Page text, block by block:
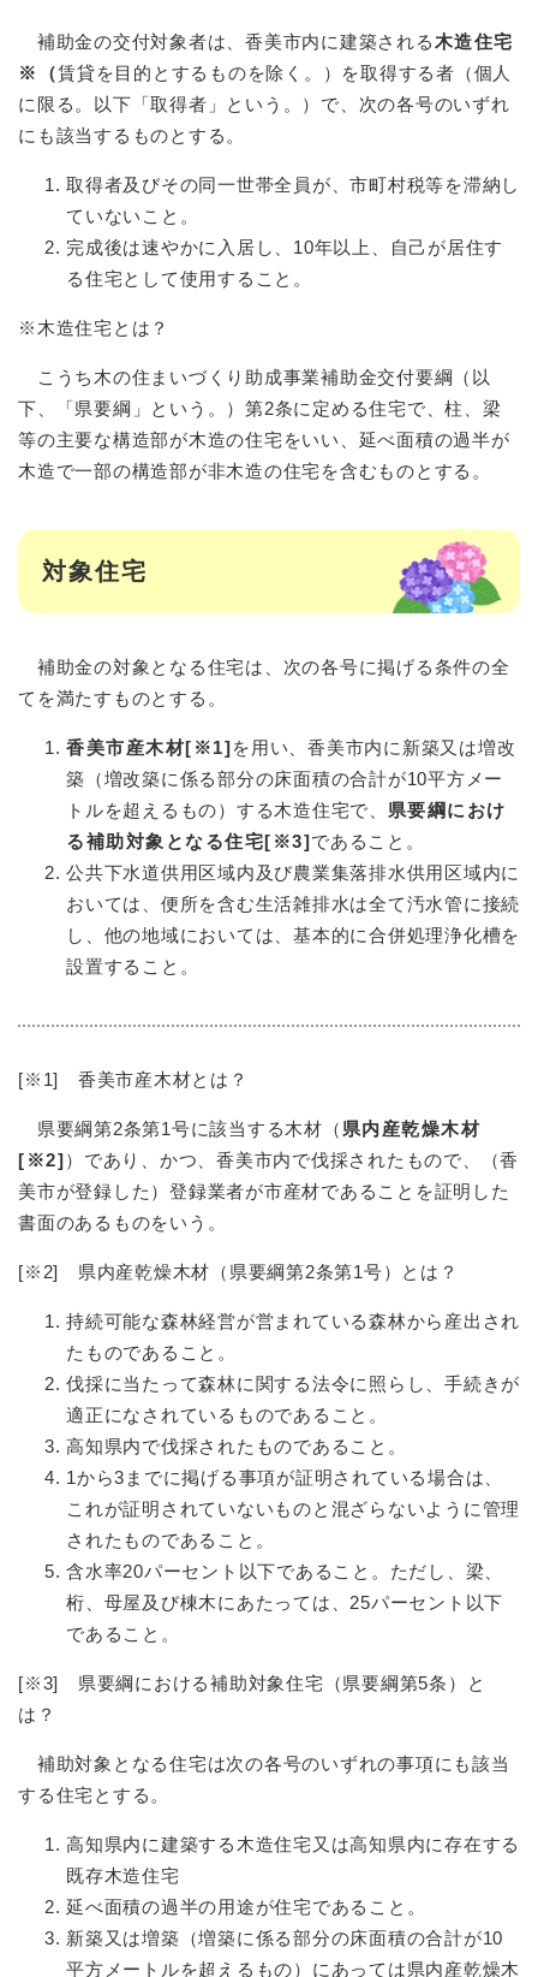
補助金の交付対象者は、香美市内に建築される木造住宅
※（賃貸を目的とするものを除く。）を取得する者（個人
に限る。以下「取得者」という。）で、次の各号のいずれ
にも該当するものとする。
取得者及びその同一世帯全員が、市町村税等を滞納し
ていないこと。
完成後は速やかに入居し、10年以上、自己が居住す
る住宅として使用すること。
※木造住宅とは？
こうち木の住まいづくり助成事業補助金交付要綱（以
下、「県要綱」という。）第2条に定める住宅で、柱、梁
等の主要な構造部が木造の住宅をいい、延べ面積の過半が
木造で一部の構造部が非木造の住宅を含むものとする。
対象住宅
補助金の対象となる住宅は、次の各号に掲げる条件の全
てを満たすものとする。
香美市産木材[※1]を用い、香美市内に新築又は増改
築（増改築に係る部分の床面積の合計が10平方メー
トルを超えるもの）する木造住宅で、 県要綱におけ
る補助対象となる住宅[※3]であること。
公共下水道供用区域内及び農業集落排水供用区域内に
おいては、便所を含む生活雑排水は全て汚水管に接続
し、他の地域においては、基本的に合併処理浄化槽を
設置すること。
[※1] 香美市産木材とは？
県要綱第2条第1号に該当する木材（ 県内産乾燥木材
[※2]）であり、かつ、香美市内で伐採されたもので、（香
美市が登録した）登録業者が市産材であることを証明した
書面のあるものをいう。
[※2] 県内産乾燥木材（県要綱第2条第1号）とは？
持続可能な森林経営が営まれている森林から産出され
たものであること。
伐採に当たって森林に関する法令に照らし、手続きが
適正になされているものであること。
高知県内で伐採されたものであること。
1から3までに掲げる事項が証明されている場合は、
これが証明されていないものと混ざらないように管理
されたものであること。
含水率20パーセント以下であること。ただし、梁、
桁、母屋及び棟木にあたっては、25パーセント以下
であること。
[※3] 県要綱における補助対象住宅（県要綱第5条）と
は？
補助対象となる住宅は次の各号のいずれの事項にも該当
する住宅とする。
高知県内に建築する木造住宅又は高知県内に存在する
既存木造住宅
延べ面積の過半の用途が住宅であること。
新築又は増築（増築に係る部分の床面積の合計が10
平方メートルを超えるもの）にあっては県内産乾燥木